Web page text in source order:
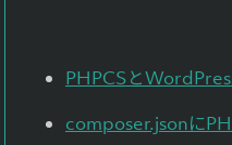
PHPCSと
composer.jsonに